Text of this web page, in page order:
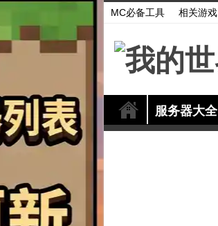
MC必备工具 相关游戏
服务器大全